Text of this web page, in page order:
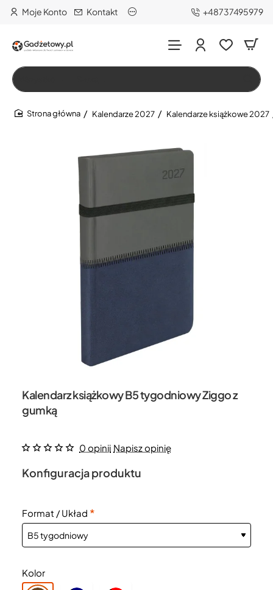
Moje Konto Kontakt +48737495979
Szukaj…
Kalendarze 2027 Kalendarze książkowe 2027
Kalendarz książkowy B5 tygodniowy Ziggo z
gumką
0 opinii Napisz opinię
Konfiguracja produktu
Format / Układ
Kolor